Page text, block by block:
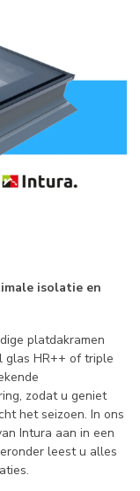
isolatie en
platdakramen
glas HR++ of triple
zodat u geniet
het seizoen. In ons
Intura aan in een
leest u alles